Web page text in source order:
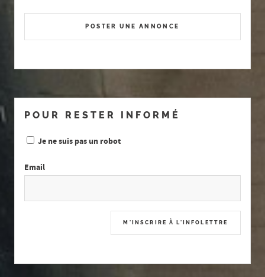
POSTER UNE ANNONCE
POUR RESTER INFORMÉ
Je ne suis pas un robot
Email